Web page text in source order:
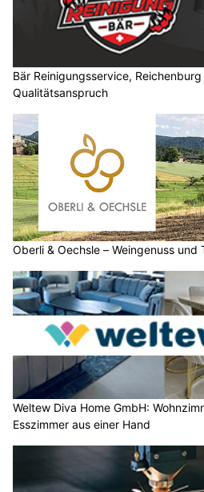
Bär Reinigungsservice,
Qualitätsanspruch
Oberli & Oechsle – Weingenuss und
Weltew Diva Home GmbH:
Esszimmer aus einer Hand